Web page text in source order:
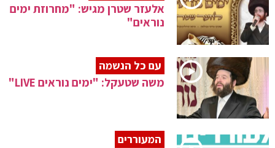
אלעזר שטרן מגיש: "מחרוזת ימים
נוראים"
עם כל הנשמה
משה שטעקל: "ימים נוראים LIVE"
המעוררים